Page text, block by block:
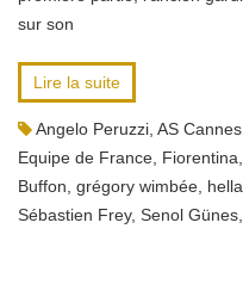
sur son
Lire la suite
Angelo Peruzzi AS Cannes
Equipe de France Fiorentina
Buffon grégory wimbée
Sébastien Frey, Senol Günes